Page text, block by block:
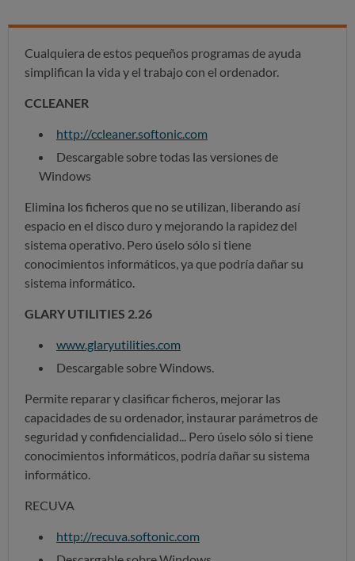
Cualquiera de estos pequeños programas de ayuda
simplifican la vida y el trabajo con el ordenador.
CCLEANER
http://ccleaner.softonic.com
Descargable sobre todas las versiones de
Windows
Elimina los ficheros que no se utilizan, liberando así
espacio en el disco duro y mejorando la rapidez del
sistema operativo. Pero úselo sólo si tiene
conocimientos informáticos, ya que podría dañar su
sistema informático.
GLARY UTILITIES 2.26
www.glaryutilities.com
Descargable sobre Windows.
Permite reparar y clasificar ficheros, mejorar las
capacidades de su ordenador, instaurar parámetros de
seguridad y confidencialidad... Pero úselo sólo si tiene
conocimientos informáticos, podría dañar su sistema
informático.
RECUVA
http://recuva.softonic.com